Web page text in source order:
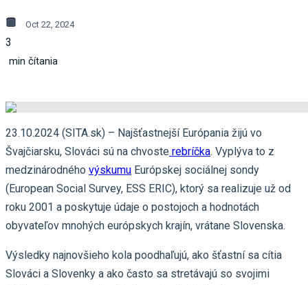
Oct 22, 2024
3
min čítania
23.10.2024 (SITA.sk) – Najšťastnejší Európania žijú vo
Švajčiarsku, Slováci sú na chvoste rebríčka. Vyplýva to z
medzinárodného výskumu Európskej sociálnej sondy
(European Social Survey, ESS ERIC), ktorý sa realizuje už od
roku 2001 a poskytuje údaje o postojoch a hodnotách
obyvateľov mnohých európskych krajín, vrátane Slovenska.
Výsledky najnovšieho kola poodhaľujú, ako šťastní sa cítia
Slováci a Slovenky a ako často sa stretávajú so svojimi